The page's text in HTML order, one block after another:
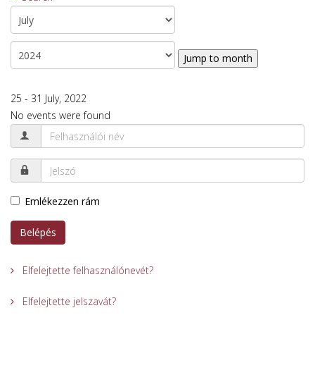
Jump to month
25 - 31 July, 2022
No events were found
Emlékezzen rám
Belépés
Elfelejtette felhasználónevét?
Elfelejtette jelszavát?